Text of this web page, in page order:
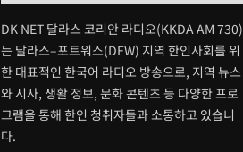
DK NET 달라스 코리안 라디오(KKDA AM 730)
는 달라스–포트워스(DFW) 지역 한인사회를 위
한 대표적인 한국어 라디오 방송으로, 지역 뉴스
와 시사, 생활 정보, 문화 콘텐츠 등 다양한 프로
그램을 통해 한인 청취자들과 소통하고 있습니
다.